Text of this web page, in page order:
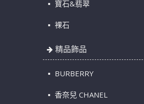
寶石&翡翠
裸石
精品飾品
BURBERRY
香奈兒 CHANEL